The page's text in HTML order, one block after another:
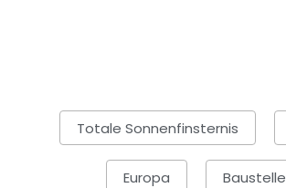
Totale Sonnenfinsternis
Europa Baustelle